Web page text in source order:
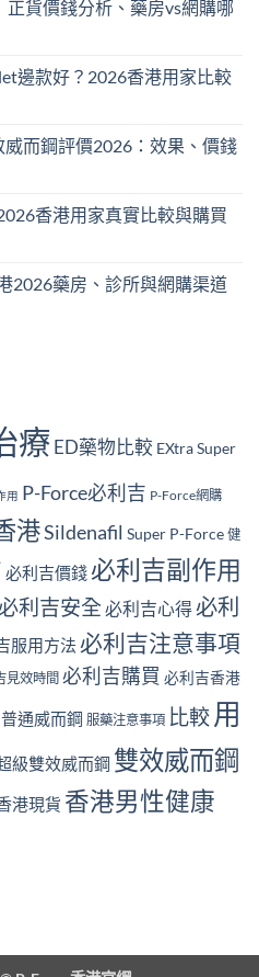
貨價錢分析、藥房vs網購哪
邊款好？2026香港用家比較
威而鋼評價2026：效果、價錢
香港用家真實比較與購買
2026藥房、診所與網購渠道
療ED藥物比較 EXtra Super
用 P-Force必利吉 P-Force網購
港Sildenafil Super P-Force 健
必利吉價錢 必利吉副作用
利吉安全必利吉心得必利
服用方法 必利吉注意事項
見效時間 必利吉購買 必利吉香港
普通威而鋼 服藥注意事項 比較 用
級雙效威而鋼 雙效威而鋼
港現貨 香港男性健康